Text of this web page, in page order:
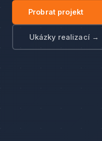
Probrat projekt
Ukázky realizací →